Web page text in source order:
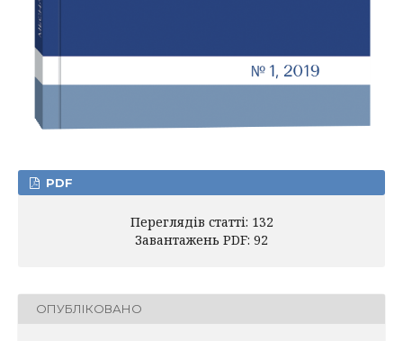
PDF
Переглядів статті: 132
Завантажень PDF: 92
ОПУБЛІКОВАНО